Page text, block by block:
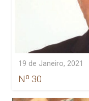
19 de Janeiro, 2021
Nº 30